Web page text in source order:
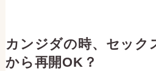
カンジダの時、セック
から再開OK？